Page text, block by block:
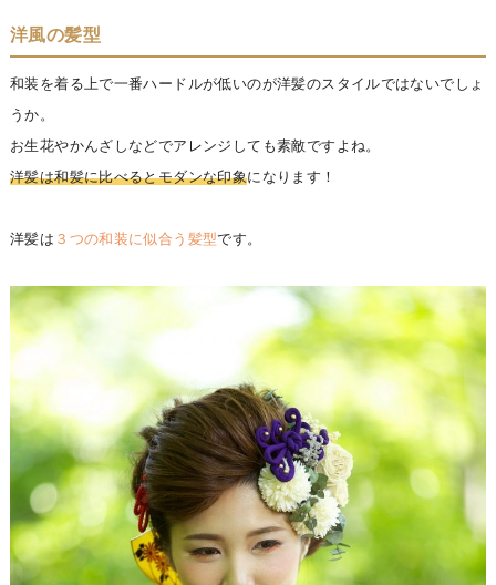
洋風の髪型
和装を着る上で一番ハードルが低いのが洋髪のスタイルではないでしょ
うか。
お生花やかんざしなどでアレンジしても素敵ですよね。
洋髪は和髪に比べるとモダンな印象になります！
洋髪は ３つの和装に似合う髪型です。